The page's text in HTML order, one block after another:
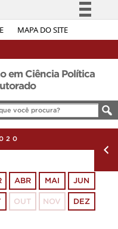
MAPA DO SITE
Simplifique!
Acesso à informação
Legislação
Canais
em Ciência Política
ABR MAI JUN
OUT NOV DEZ